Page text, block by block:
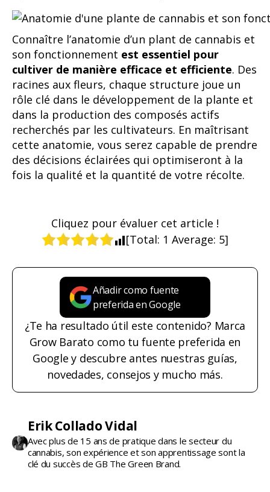
Connaître l’anatomie d’un plant de cannabis et
son fonctionnement est essentiel pour
cultiver de manière efficace et efficiente. Des
racines aux fleurs, chaque structure joue un
rôle clé dans le développement de la plante et
dans la production des composés actifs
recherchés par les cultivateurs. En maîtrisant
cette anatomie, vous serez capable de prendre
des décisions éclairées qui optimiseront à la
fois la qualité et la quantité de votre récolte.
Cliquez pour évaluer cet article !
[Total: 1 Average: 5]
Añadir como fuente
preferida en Google
¿Te ha resultado útil este contenido? Marca
Grow Barato como tu fuente preferida en
Google y descubre antes nuestras guías,
novedades, consejos y mucho más.
Erik Collado Vidal
Avec plus de 15 ans de pratique dans le secteur du
cannabis, son expérience et son apprentissage sont la
clé du succès de GB The Green Brand.